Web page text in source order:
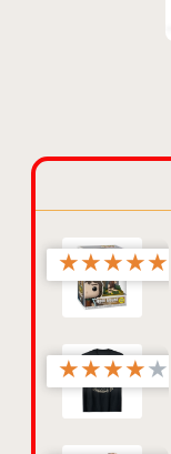
★★★★★
★★★★★